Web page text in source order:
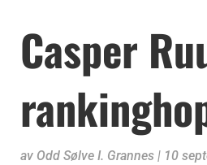
Casper
av Odd Sølve I. Grannes | 10